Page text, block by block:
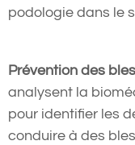
podologie dans le
Prévention des
analysent la
pour identifier les
conduire à des